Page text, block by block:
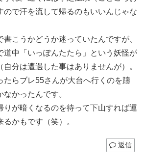
ので汗を流して帰るのもいいんじゃな
こうかどうか迷っていたんですが、
道中「いっぽんたたら」という妖怪が
分は遭遇した事はありませんが）。
たらブレ55さんが大台へ行くのを躊
かったんです。
りが暗くなるのを待って下山すれば運
るかもです（笑）。
返信